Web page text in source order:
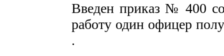
Введен приказ № 400
работу один офицер
.